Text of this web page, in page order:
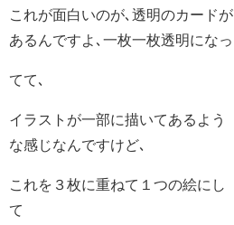
これが面白いのが､透明のカードが
あるんですよ､一枚一枚透明になっ
てて､
イラストが一部に描いてあるよう
な感じなんですけど､
これを３枚に重ねて１つの絵にし
て